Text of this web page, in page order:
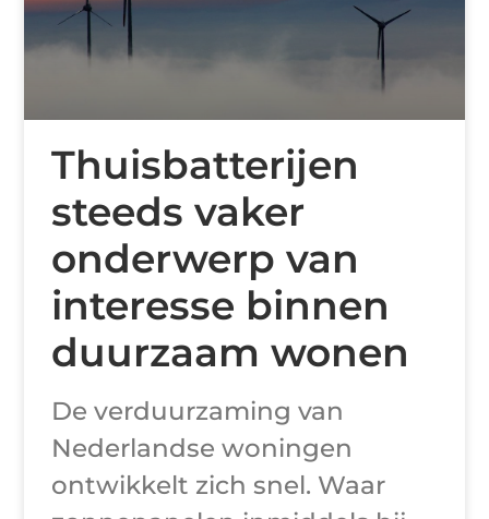
Thuisbatterijen
steeds vaker
onderwerp van
interesse binnen
duurzaam wonen
De verduurzaming van
Nederlandse woningen
ontwikkelt zich snel. Waar